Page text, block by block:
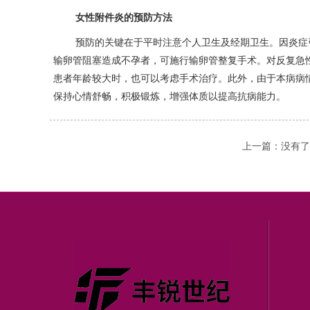
女性附件炎的预防方法
预防的关键在于平时注意个人卫生及经期卫生。因炎
输卵管阻塞造成不孕者，可施行输卵管整复手术。对反复
患者年龄较大时，也可以考虑手术治疗。此外，由于本病
保持心情舒畅，积极锻炼，增强体质以提高抗病能力。
上一篇：没有了